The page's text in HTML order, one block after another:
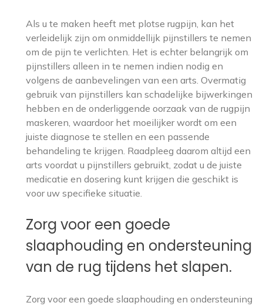
Als u te maken heeft met plotse rugpijn, kan het
verleidelijk zijn om onmiddellijk pijnstillers te nemen
om de pijn te verlichten. Het is echter belangrijk om
pijnstillers alleen in te nemen indien nodig en
volgens de aanbevelingen van een arts. Overmatig
gebruik van pijnstillers kan schadelijke bijwerkingen
hebben en de onderliggende oorzaak van de rugpijn
maskeren, waardoor het moeilijker wordt om een
juiste diagnose te stellen en een passende
behandeling te krijgen. Raadpleeg daarom altijd een
arts voordat u pijnstillers gebruikt, zodat u de juiste
medicatie en dosering kunt krijgen die geschikt is
voor uw specifieke situatie.
Zorg voor een goede
slaaphouding en ondersteuning
van de rug tijdens het slapen.
Zorg voor een goede slaaphouding en ondersteuning